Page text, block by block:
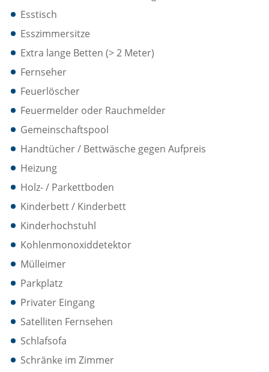
Esstisch
Esszimmersitze
Extra lange Betten (> 2 Meter)
Fernseher
Feuerlöscher
Feuermelder oder Rauchmelder
Gemeinschaftspool
Handtücher / Bettwäsche gegen Aufpreis
Heizung
Holz- / Parkettboden
Kinderbett / Kinderbett
Kinderhochstuhl
Kohlenmonoxiddetektor
Mülleimer
Parkplatz
Privater Eingang
Satelliten Fernsehen
Schlafsofa
Schränke im Zimmer